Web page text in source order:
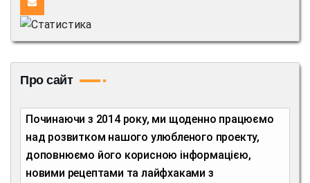
Про сайт
Починаючи з 2014 року, ми щоденно працюємо
над розвитком нашого улюбленого проекту,
доповнюємо його корисною інформацією,
новими рецептами та лайфхаками з